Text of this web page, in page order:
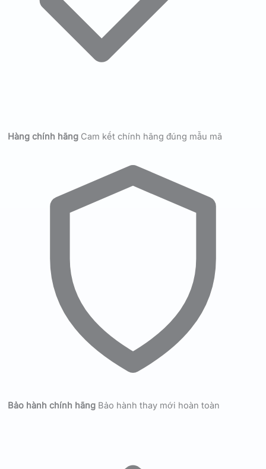
Hàng chính hãng Cam kết chính hãng đúng mẫu mã
Bảo hành chính hãng Bảo hành thay mới hoàn toàn